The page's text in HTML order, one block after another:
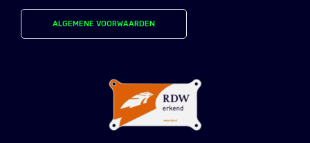
ALGEMENE VOORWAARDEN